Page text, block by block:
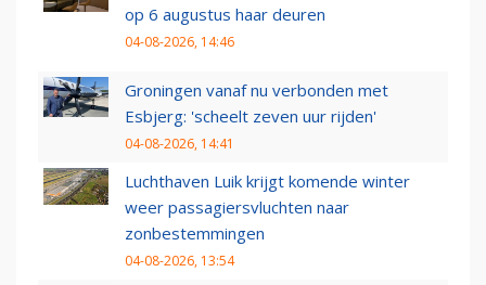
op 6 augustus haar deuren
04-08-2026, 14:46
Groningen vanaf nu verbonden met
Esbjerg: 'scheelt zeven uur rijden'
04-08-2026, 14:41
Luchthaven Luik krijgt komende winter
weer passagiersvluchten naar
zonbestemmingen
04-08-2026, 13:54